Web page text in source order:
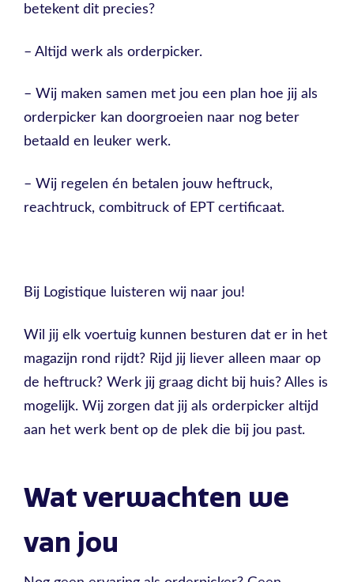
betekent dit precies?
– Altijd werk als orderpicker.
– Wij maken samen met jou een plan hoe jij als
orderpicker kan doorgroeien naar nog beter
betaald en leuker werk.
– Wij regelen én betalen jouw heftruck,
reachtruck, combitruck of EPT certificaat.
Bij Logistique luisteren wij naar jou!
Wil jij elk voertuig kunnen besturen dat er in het
magazijn rond rijdt? Rijd jij liever alleen maar op
de heftruck? Werk jij graag dicht bij huis? Alles is
mogelijk. Wij zorgen dat jij als orderpicker altijd
aan het werk bent op de plek die bij jou past.
Wat verwachten we
van jou